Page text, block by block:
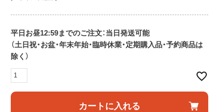
平日お昼12:59までのご注文：当日発送可能
（土日祝・お盆・年末年始・臨時休業・定期購入品・予約商品は
除く）
カートに入れる